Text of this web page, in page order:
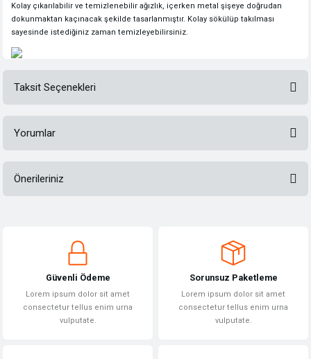
Kolay çıkarılabilir ve temizlenebilir ağızlık, içerken metal şişeye doğrudan
dokunmaktan kaçınacak şekilde tasarlanmıştır. Kolay sökülüp takılması
sayesinde istediğiniz zaman temizleyebilirsiniz.
Taksit Seçenekleri
Yorumlar
Önerileriniz
Görüş ve önerileriniz için teşekkür ederiz.
Ürün açıklamasında eksik bilgiler bulunuyor.
Ürün bilgilerinde hatalar bulunuyor.
Güvenli Ödeme
Lorem ipsum dolor sit amet
consectetur tellus enim urna
vulputate.
Sorunsuz Paketleme
Lorem ipsum dolor sit amet
consectetur tellus enim urna
vulputate.